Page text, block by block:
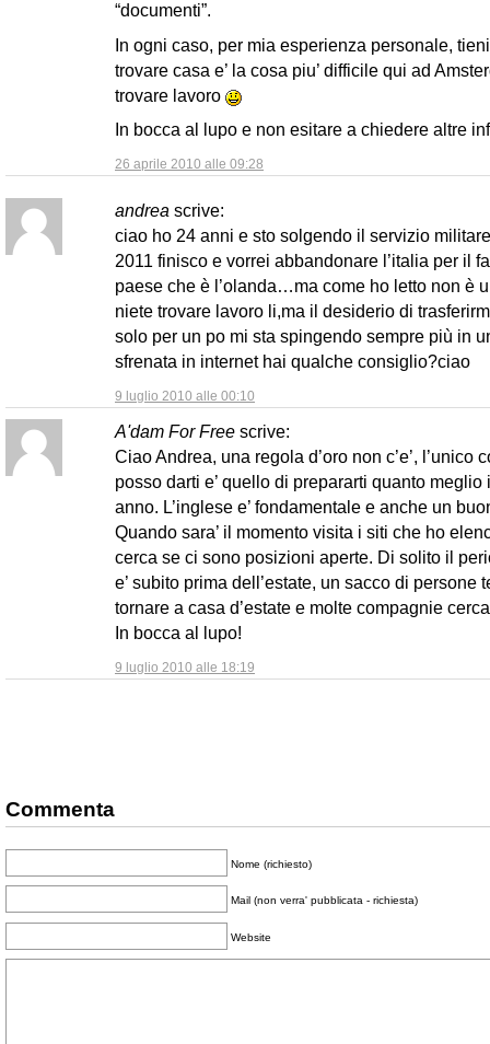
26 aprile 2010 alle 09:28
“documenti”.
In ogni caso, per mia esperienza personale,
trovare casa e’ la cosa piu’ difficile qui ad
trovare lavoro
In bocca al lupo e non esitare a chiedere altre
andrea scrive:
9 luglio 2010 alle 00:10
ciao ho 24 anni e sto solgendo il servizio
2011 finisco e vorrei abbandonare l’italia per il
paese che è l’olanda…ma come ho letto non è
niete trovare lavoro li,ma il desiderio di
solo per un po mi sta spingendo sempre più in
sfrenata in internet hai qualche consiglio?ciao
A'dam For Free scrive:
9 luglio 2010 alle 18:19
Ciao Andrea, una regola d’oro non c’e’, l’unico
posso darti e’ quello di prepararti quanto meglio
anno. L’inglese e’ fondamentale e anche un
Quando sara’ il momento visita i siti che ho
cerca se ci sono posizioni aperte. Di solito il
e’ subito prima dell’estate, un sacco di persone
tornare a casa d’estate e molte compagnie
In bocca al lupo!
Commenta
Nome (richiesto)
Mail (non verra' pubblicata - richiesta)
Website